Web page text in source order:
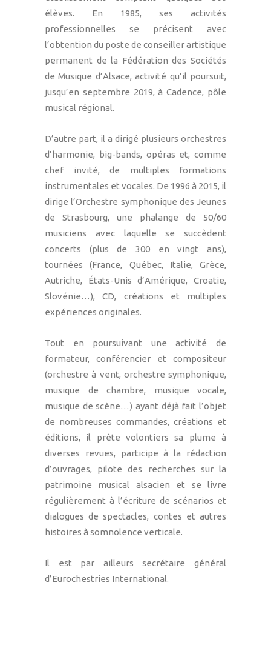
élèves. En 1985, ses activités
professionnelles se précisent avec
l’obtention du poste de conseiller artistique
permanent de la Fédération des Sociétés
de Musique d’Alsace, activité qu’il poursuit,
jusqu’en septembre 2019, à Cadence, pôle
musical régional.
D’autre part, il a dirigé plusieurs orchestres
d’harmonie, big-bands, opéras et, comme
chef invité, de multiples formations
instrumentales et vocales. De 1996 à 2015, il
dirige l’Orchestre symphonique des Jeunes
de Strasbourg, une phalange de 50/60
musiciens avec laquelle se succèdent
concerts (plus de 300 en vingt ans),
tournées (France, Québec, Italie, Grèce,
Autriche, États-Unis d’Amérique, Croatie,
Slovénie…), CD, créations et multiples
expériences originales.
Tout en poursuivant une activité de
formateur, conférencier et compositeur
(orchestre à vent, orchestre symphonique,
musique de chambre, musique vocale,
musique de scène…) ayant déjà fait l’objet
de nombreuses commandes, créations et
éditions, il prête volontiers sa plume à
diverses revues, participe à la rédaction
d’ouvrages, pilote des recherches sur la
patrimoine musical alsacien et se livre
régulièrement à l’écriture de scénarios et
dialogues de spectacles, contes et autres
histoires à somnolence verticale.
Il est par ailleurs secrétaire général
d’Eurochestries International.